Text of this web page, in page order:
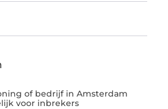
of bedrijf in Amsterdam
voor inbrekers